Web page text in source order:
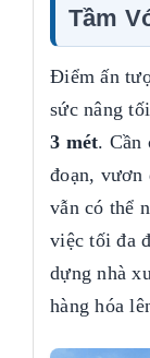
Tầm
Điểm ấn
sức nâng
3 mét. Cần
đoạn, vươn
vẫn có thể
việc tối đa
dựng nhà
hàng hóa